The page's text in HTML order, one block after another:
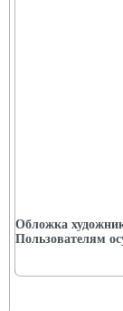
Обложка
Пользователям